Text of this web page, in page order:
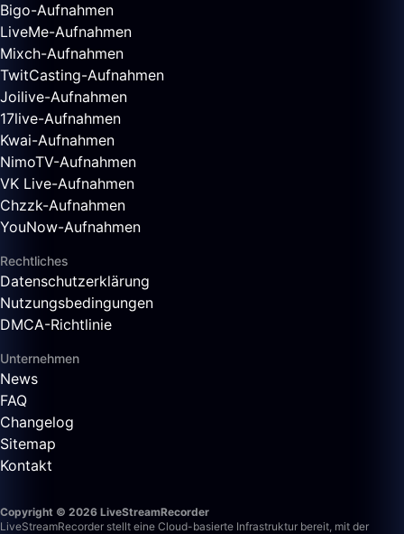
Bigo-Aufnahmen
LiveMe-Aufnahmen
Mixch-Aufnahmen
TwitCasting-Aufnahmen
Joilive-Aufnahmen
17live-Aufnahmen
Kwai-Aufnahmen
NimoTV-Aufnahmen
VK Live-Aufnahmen
Chzzk-Aufnahmen
YouNow-Aufnahmen
Rechtliches
Datenschutzerklärung
Nutzungsbedingungen
DMCA-Richtlinie
Unternehmen
News
FAQ
Changelog
Sitemap
Kontakt
Copyright © 2026 LiveStreamRecorder
LiveStreamRecorder stellt eine Cloud-basierte Infrastruktur bereit, mit der